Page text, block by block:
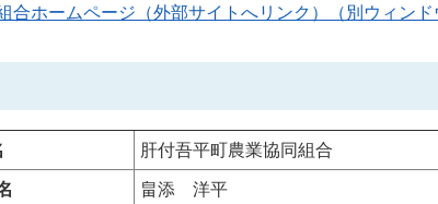
合ホームページ（外部サイトへリンク）（別ウィンド
肝付吾平町農業協同組合
畠添 洋平